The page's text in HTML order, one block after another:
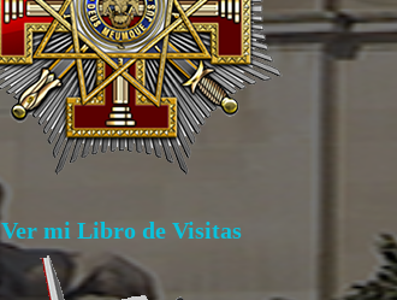
Ver mi Libro de Visitas